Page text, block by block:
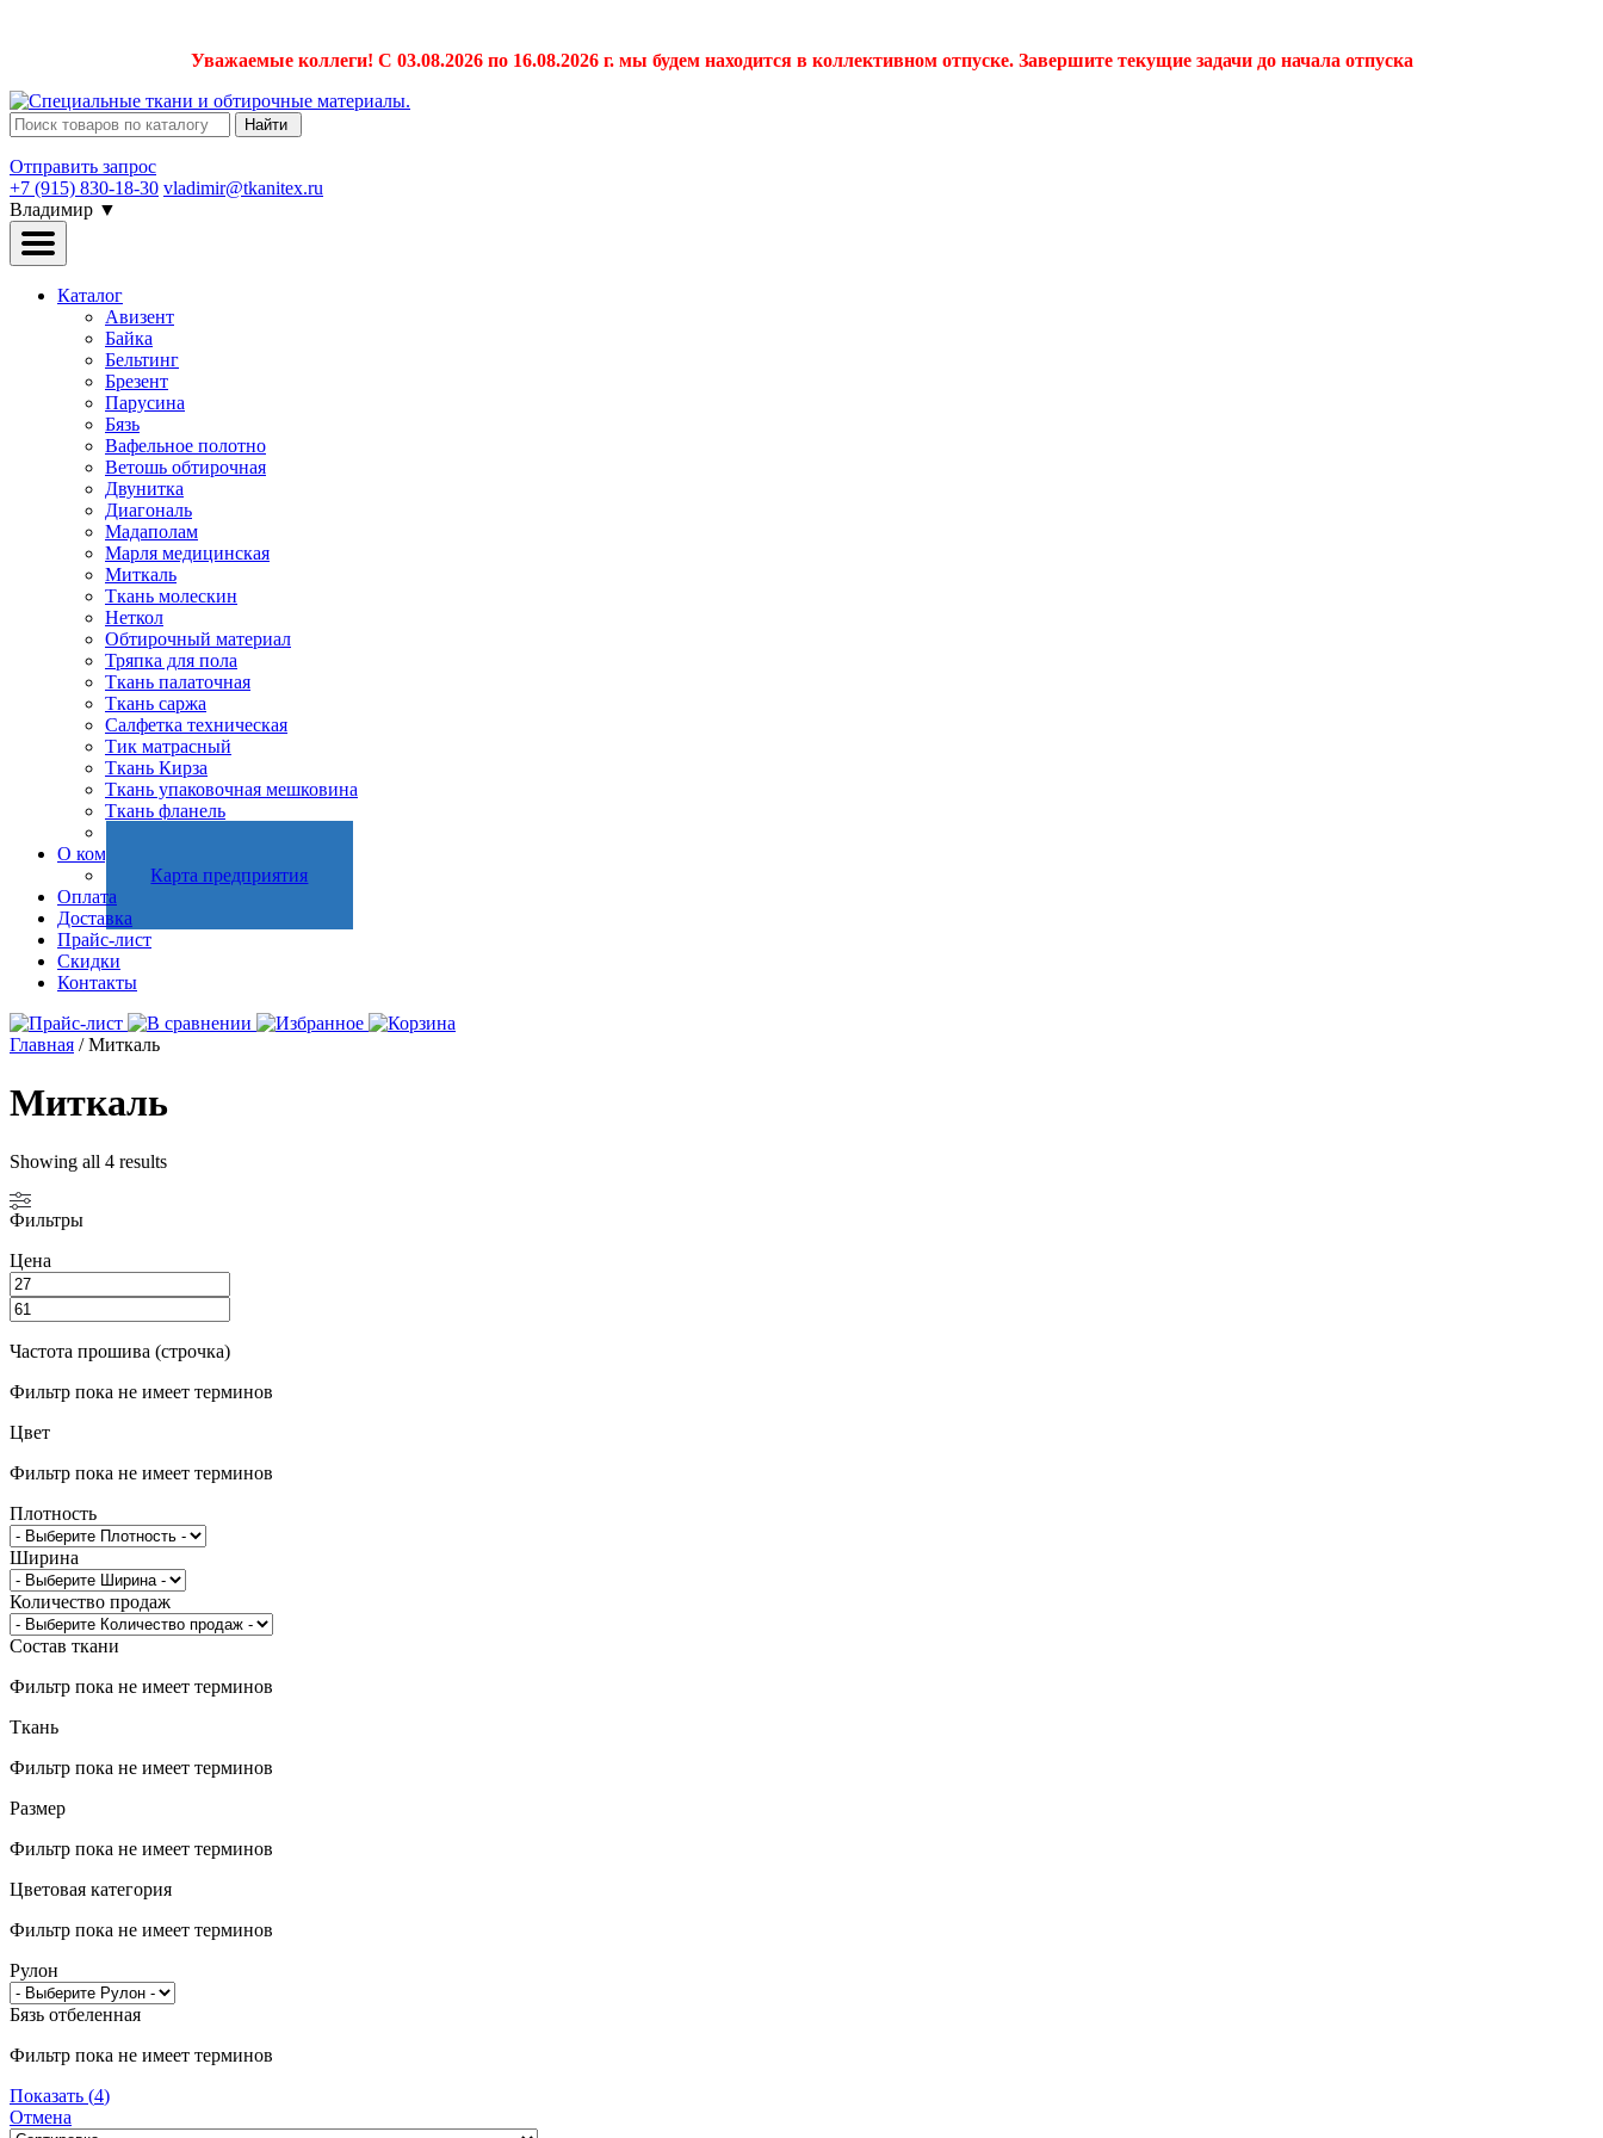
Уважаемые коллеги! С 03.08.2026 по 16.08.2026 г. мы будем находится в коллективном отпуске. Завершите текущие задачи до начала отпуска
Найти
Отправить запрос
+7 (915) 830-18-30 vladimir@tkanitex.ru
Владимир ▼
Каталог
Авизент
Байка
Бельтинг
Брезент
Парусина
Бязь
Вафельное полотно
Ветошь обтирочная
Двунитка
Диагональ
Мадаполам
Марля медицинская
Миткаль
Ткань молескин
Неткол
Обтирочный материал
Тряпка для пола
Ткань палаточная
Ткань саржа
Салфетка техническая
Тик матрасный
Ткань Кирза
Ткань упаковочная мешковина
Ткань фланель
О компании
Карта предприятия
Оплата
Доставка
Прайс-лист
Скидки
Контакты
Главная / Миткаль
Миткаль
Showing all 4 results
Фильтры
Цена
Частота прошива (строчка)
Фильтр пока не имеет терминов
Цвет
Фильтр пока не имеет терминов
Плотность
Ширина
Количество продаж
Состав ткани
Фильтр пока не имеет терминов
Ткань
Фильтр пока не имеет терминов
Размер
Фильтр пока не имеет терминов
Цветовая категория
Фильтр пока не имеет терминов
Рулон
Бязь отбеленная
Фильтр пока не имеет терминов
Показать (4)
Отмена